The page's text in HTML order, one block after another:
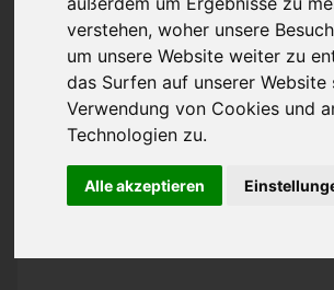
verstehen, woher unsere
um unsere Website weiter zu
das Surfen auf unserer Website
Verwendung von Cookies und
Technologien zu.
Alle akzeptieren
#9